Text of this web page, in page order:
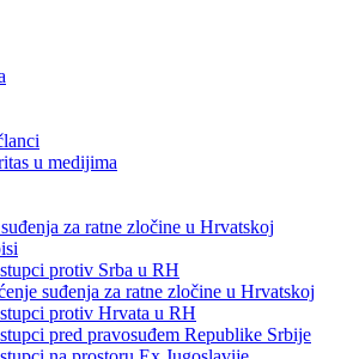
u medijima
za ratne zločine u Hrvatskoj
protiv Srba u RH
suđenja za ratne zločine u Hrvatskoj
protiv Hrvata u RH
pred pravosuđem Republike Srbije